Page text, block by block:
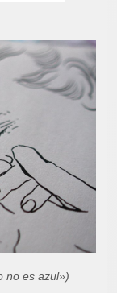
no es azul»)